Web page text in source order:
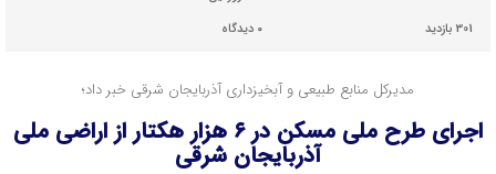
301 بازدید
۰ دیدگاه
مدیرکل منابع طبیعی و آبخیزداری آذربایجان شرقی خبر داد؛
اجرای طرح ملی مسکن در ۶ هزار هکتار از اراضی ملی
آذربایجان شرقی